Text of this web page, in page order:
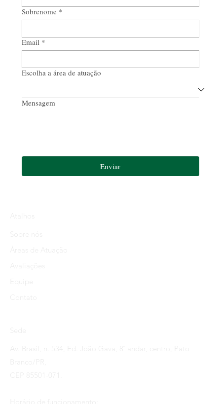
Sobrenome *
Email *
Escolha a área de atuação
Mensagem
Enviar